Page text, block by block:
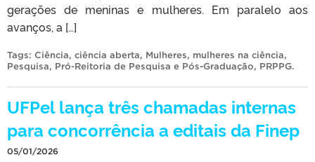
gerações de meninas e mulheres. Em paralelo aos
avanços, a […]
Tags: Ciência, ciência aberta, Mulheres, mulheres na ciência,
Pesquisa, Pró-Reitoria de Pesquisa e Pós-Graduação, PRPPG.
UFPel lança três chamadas internas
para concorrência a editais da Finep
05/01/2026